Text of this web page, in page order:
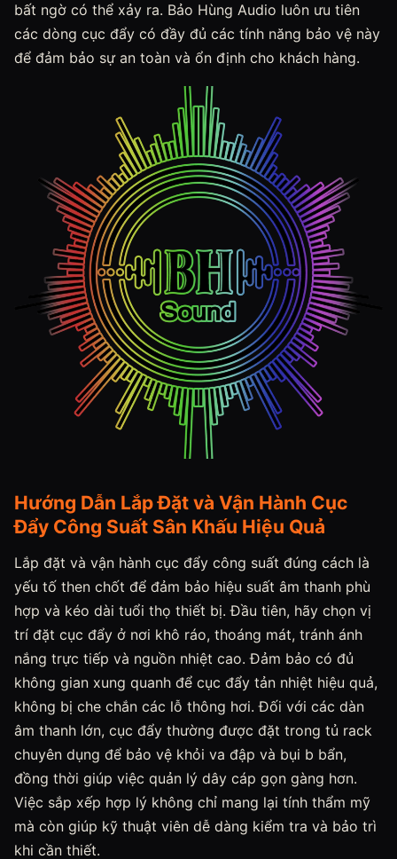
bất ngờ có thể xảy ra. Bảo Hùng Audio luôn ưu tiên
các dòng cục đẩy có đầy đủ các tính năng bảo vệ này
để đảm bảo sự an toàn và ổn định cho khách hàng.
Hướng Dẫn Lắp Đặt và Vận Hành Cục
Đẩy Công Suất Sân Khấu Hiệu Quả
Lắp đặt và vận hành cục đẩy công suất đúng cách là
yếu tố then chốt để đảm bảo hiệu suất âm thanh phù
hợp và kéo dài tuổi thọ thiết bị. Đầu tiên, hãy chọn vị
trí đặt cục đẩy ở nơi khô ráo, thoáng mát, tránh ánh
nắng trực tiếp và nguồn nhiệt cao. Đảm bảo có đủ
không gian xung quanh để cục đẩy tản nhiệt hiệu quả,
không bị che chắn các lỗ thông hơi. Đối với các dàn
âm thanh lớn, cục đẩy thường được đặt trong tủ rack
chuyên dụng để bảo vệ khỏi va đập và bụi b bẩn,
đồng thời giúp việc quản lý dây cáp gọn gàng hơn.
Việc sắp xếp hợp lý không chỉ mang lại tính thẩm mỹ
mà còn giúp kỹ thuật viên dễ dàng kiểm tra và bảo trì
khi cần thiết.